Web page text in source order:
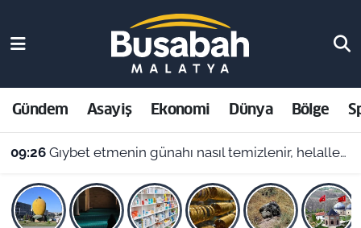
Gündem Asayiş Ekonomi Dünya Bölge
09:26 Gıybet etmenin günahı nasıl temizlenir, helalleşmek şart mı? 9 Ağustos Malatya ezan vakitleri
Asayiş
Ekonomi
Dünya
Malatya Nöbetçi Eczaneler
Malatya Hava Durumu
Malatya Namaz Vakitleri
Malatya Trafik Yoğunluk Haritası